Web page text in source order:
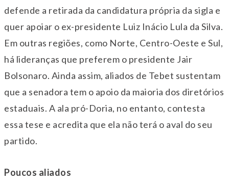
defende a retirada da candidatura própria da sigla e
quer apoiar o ex-presidente Luiz Inácio Lula da Silva.
Em outras regiões, como Norte, Centro-Oeste e Sul,
há lideranças que preferem o presidente Jair
Bolsonaro. Ainda assim, aliados de Tebet sustentam
que a senadora tem o apoio da maioria dos diretórios
estaduais. A ala pró-Doria, no entanto, contesta
essa tese e acredita que ela não terá o aval do seu
partido.
Poucos aliados